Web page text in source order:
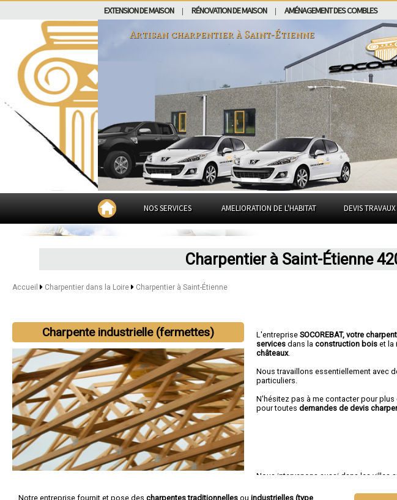
EXTENSION DE MAISON RÉNOVATION DE MAISON AMÉNAGEMENT DES COMBLES
Artisan charpentier àSaint-Étienne
NOS SERVICES AMELIORATION DE L'HABITAT DEVIS TRAVAUX
Charpentier à Saint-Étienne
Accueil Charpentier dans la Loire Charpentier à Saint-Étienne
Charpente industrielle (fermettes) L'entrepriseSOCOREBAT, votre
services dans laconstruction bois et la
châteaux.
Nous travaillons essentiellement avec
particuliers.
N'hésitez pas à me contacter pour
pour toutesdemandes de devis
Nous intervenons aussi dans les villes
Riorges,Roche-la-Molière
Notre entreprise fournit et pose des charpentes traditionnelles ou industrielles (type